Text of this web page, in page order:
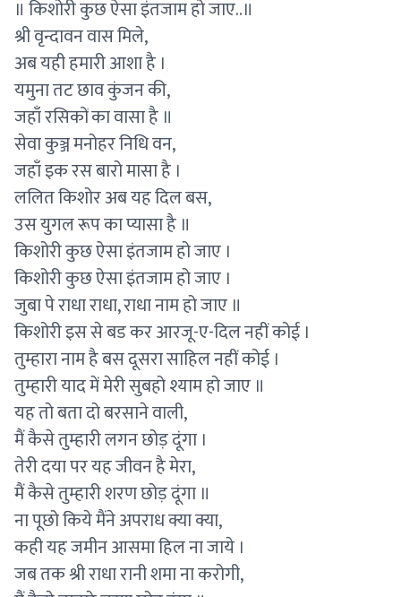
॥ किशोरी कुछ ऐसा इंतजाम हो जाए..॥
श्री वृन्दावन वास मिले,
अब यही हमारी आशा है ।
यमुना तट छाव कुंजन की,
जहाँ रसिकों का वासा है ॥
सेवा कुञ्ज मनोहर निधि वन,
जहाँ इक रस बारो मासा है ।
ललित किशोर अब यह दिल बस,
उस युगल रूप का प्यासा है ॥
किशोरी कुछ ऐसा इंतजाम हो जाए ।
किशोरी कुछ ऐसा इंतजाम हो जाए ।
जुबा पे राधा राधा, राधा नाम हो जाए ॥
किशोरी इस से बड कर आरजू-ए-दिल नहीं कोई ।
तुम्हारा नाम है बस दूसरा साहिल नहीं कोई ।
तुम्हारी याद में मेरी सुबहो श्याम हो जाए ॥
यह तो बता दो बरसाने वाली,
मैं कैसे तुम्हारी लगन छोड़ दूंगा ।
तेरी दया पर यह जीवन है मेरा,
मैं कैसे तुम्हारी शरण छोड़ दूंगा ॥
ना पूछो किये मैंने अपराध क्या क्या,
कही यह जमीन आसमा हिल ना जाये ।
जब तक श्री राधा रानी शमा ना करोगी,